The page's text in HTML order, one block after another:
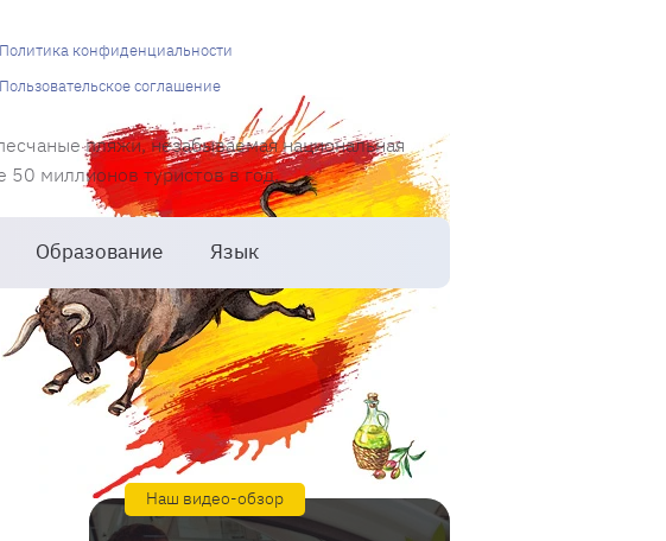
пляжи, незабываемая национальная
50 миллионов туристов в год.
Образование Язык
Политика конфиденциальности
Пользовательское соглашение
Наш видео-обзор